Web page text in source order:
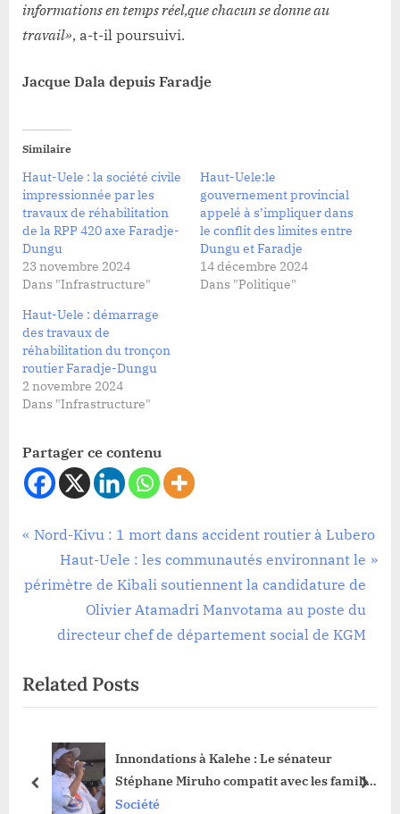
informations en temps réel,que chacun se donne au
travail», a-t-il poursuivi.
Jacque Dala depuis Faradje
Similaire
Haut-Uele : la société civile
impressionnée par les
travaux de réhabilitation
de la RPP 420 axe Faradje-
Dungu
23 novembre 2024
Dans "Infrastructure"
Haut-Uele:le
gouvernement provincial
appelé à s’impliquer dans
le conflit des limites entre
Dungu et Faradje
14 décembre 2024
Dans "Politique"
Haut-Uele : démarrage
des travaux de
réhabilitation du tronçon
routier Faradje-Dungu
2 novembre 2024
Dans "Infrastructure"
Partager ce contenu
Société
Navigation
de
l’article
P
e
u
s
s
Nord-Kivu : 1 mort dans accident routier à Lubero
N
e
t
o
s
:
Haut-Uele : les communautés environnant le
périmètre de Kibali soutiennent la candidature de
Olivier Atamadri Manvotama au poste du
directeur chef de département social de KGM
Related Posts
Innondations à Kalehe : Le sénateur
Stéphane Miruho compatit avec les familles
des victimes
Société
prev next